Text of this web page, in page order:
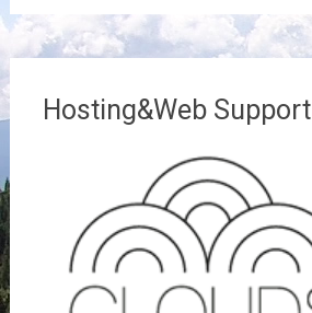
Hosting&Web Support